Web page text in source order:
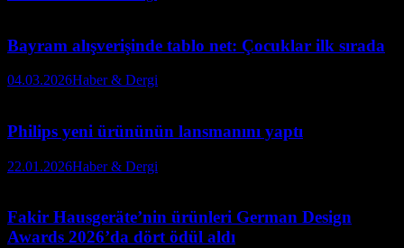
Bayram alışverişinde tablo net: Çocuklar ilk sırada
04.03.2026Haber & Dergi
Philips yeni ürününün lansmanını yaptı
22.01.2026Haber & Dergi
Fakir Hausgeräte’nin ürünleri German Design
Awards 2026’da dört ödül aldı